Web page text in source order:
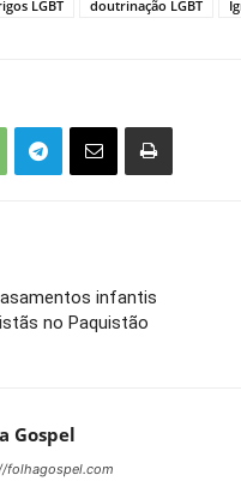
LGBT doutrinação LGBT
infantis
no Paquistão
Gospel
folhagospel.com